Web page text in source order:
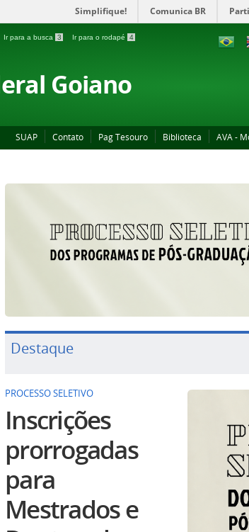
Simplifique! Comunica BR
Ir para a busca 3 Ir para o rodapé 4
Goiano
SUAP Contato Pag Tesouro Biblioteca AVA -
Destaque
Inscrições
prorrogadas
para
Mestrados e
Doutorados